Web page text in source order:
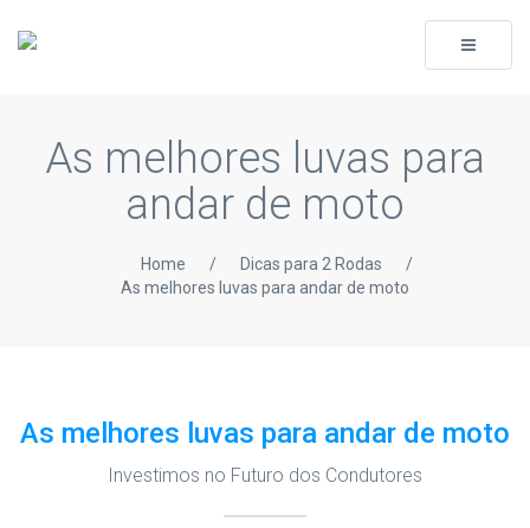
Toggle
As melhores luvas para
andar de moto
Home / Dicas para 2 Rodas
/
As melhores luvas para andar de moto
As melhores luvas para andar de moto
Investimos no Futuro dos Condutores